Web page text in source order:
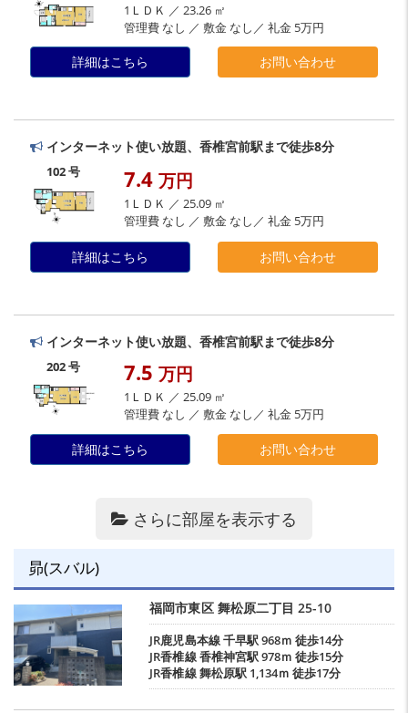
1ＬＤＫ ／ 23.26 ㎡
管理費 なし ／ 敷金 なし／ 礼金 5万円
詳細はこちら お問い合わせ
インターネット使い放題、香椎宮前駅まで徒歩8分
102 号 7.4 万円
1ＬＤＫ ／ 25.09 ㎡
管理費 なし ／ 敷金 なし／ 礼金 5万円
詳細はこちら お問い合わせ
インターネット使い放題、香椎宮前駅まで徒歩8分
202 号 7.5 万円
1ＬＤＫ ／ 25.09 ㎡
管理費 なし ／ 敷金 なし／ 礼金 5万円
詳細はこちら お問い合わせ
さらに部屋を表示する
昴(スバル)
福岡市東区 舞松原二丁目 25-10
JR鹿児島本線千早駅968ｍ 徒歩14分
JR香椎線香椎神宮駅978ｍ 徒歩15分
JR香椎線舞松原駅1,134ｍ 徒歩17分